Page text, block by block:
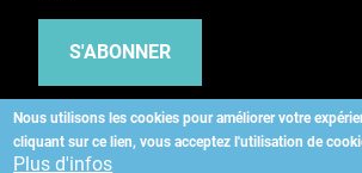
Nous utilisons les cookies pour améliorer votre
cliquant sur ce lien, vous acceptez l'utilisation de
Plus d'infos
S'ABONNER
Copyright©2026